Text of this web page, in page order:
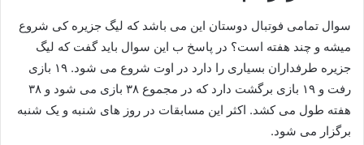
سوال تمامی فوتبال دوستان این می باشد که لیگ جزیره کی شروع
میشه و چند هفته است؟ در پاسخ ب این سوال باید گفت که لیگ
جزیره طرفداران بسیاری را دارد در اوت شروع می شود. ۱۹ بازی
رفت و ۱۹ بازی برگشت دارد که در مجموع ۳۸ بازی می‌ شود و ۳۸
هفته طول می کشد. اکثر این مسابقات در روز های شنبه و یک شنبه
برگزار می‌ شود.